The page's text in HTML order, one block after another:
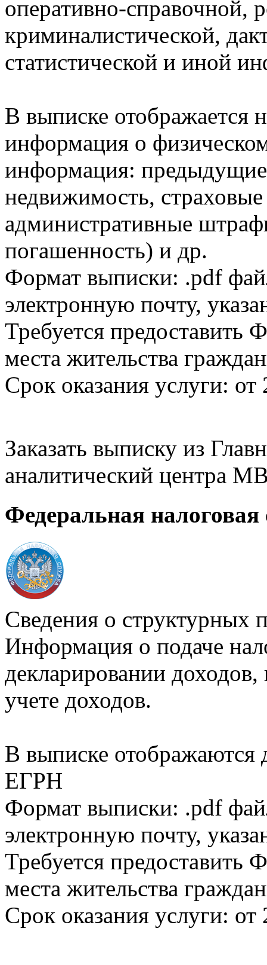
оперативно-справочной,
криминалистической,
статистической и иной
В выписке отображается
информация о
информация:
недвижимость,
административные
погашенность) и др.
Формат выписки: .pdf
электронную почту,
Требуется
места жительства
Срок оказания услуги: от
Заказать выписку из
аналитический центра
Федеральная налоговая
Сведения о структурных
Информация о подаче
декларировании доходов,
учете доходов.
В выписке
ЕГРН
Формат выписки: .pdf
электронную почту,
Требуется
места жительства
Срок оказания услуги: от